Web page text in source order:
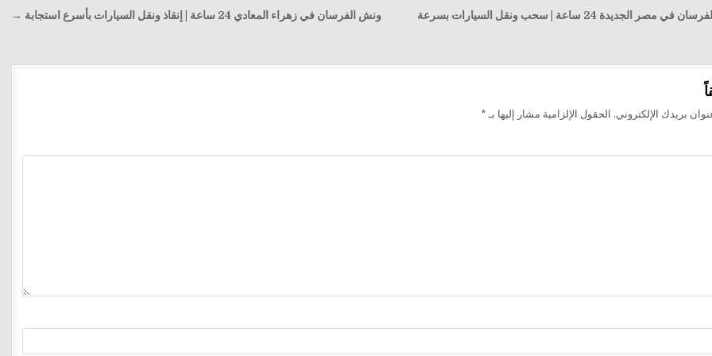
ونش الفرسان في زهراء المعادي 24 ساعة | إنقاذ ونقل السيارات بأسرع استجابة →
← ونش إنقاذ الفرسان في مصر الجديدة 24 ساعة | سحب ونقل السيارات بسرعة
بريدك الإلكتروني. الحقول الإلزامية مشار إليها بـ *